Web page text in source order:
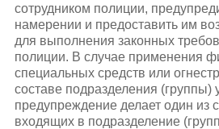
сотрудником полиции,
намерении и предоставить им
для выполнения законных
полиции. В случае применения
специальных средств или
составе подразделения (группы)
предупреждение делает один из
входящих в подразделение